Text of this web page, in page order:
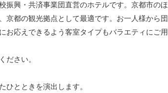
振興・共済事業団直営のホテルです。京都市のほ
京都の観光拠点として最適です。お一人様から団
お応えできるよう客室タイプもバラエティにご用
ださい。
ひとときを演出します。